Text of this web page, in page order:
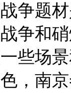
争题
争和
些场
，南